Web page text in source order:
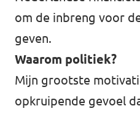
om de inbreng voor
geven.
Waarom politiek?
Mijn grootste
opkruipende gevoel